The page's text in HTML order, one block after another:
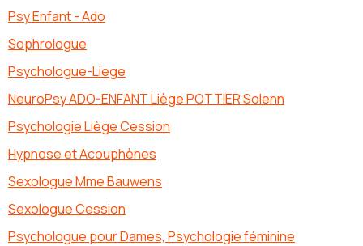
Psy Enfant - Ado
Sophrologue
Psychologue-Liege
NeuroPsy ADO-ENFANT Liège POTTIER Solenn
Psychologie Liège Cession
Hypnose et Acouphènes
Sexologue Mme Bauwens
Sexologue Cession
Psychologue pour Dames, Psychologie féminine